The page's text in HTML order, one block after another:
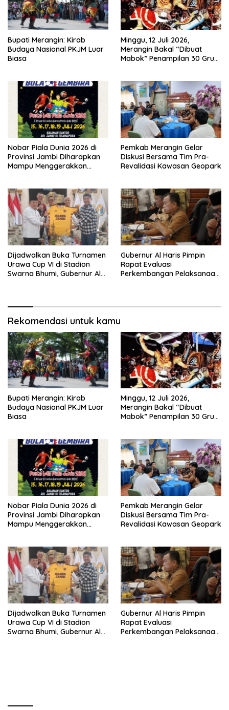
Bupati Merangin: Kirab
Budaya Nasional PKJM Luar
Biasa
Minggu, 12 Juli 2026,
Merangin Bakal “Dibuat
Mabok” Penampilan 30 Grup
Nobar Piala Dunia 2026 di
Provinsi Jambi Diharapkan
Mampu Menggerakkan
Pemkab Merangin Gelar
Diskusi Bersama Tim Pra-
Revalidasi Kawasan Geopark
Dijadwalkan Buka Turnamen
Urawa Cup VI di Stadion
Swarna Bhumi, Gubernur Al
Gubernur Al Haris Pimpin
Rapat Evaluasi
Perkembangan Pelaksanaan
Rekomendasi untuk kamu
Bupati Merangin: Kirab
Budaya Nasional PKJM Luar
Biasa
Minggu, 12 Juli 2026,
Merangin Bakal “Dibuat
Mabok” Penampilan 30 Grup
Nobar Piala Dunia 2026 di
Provinsi Jambi Diharapkan
Mampu Menggerakkan
Pemkab Merangin Gelar
Diskusi Bersama Tim Pra-
Revalidasi Kawasan Geopark
Dijadwalkan Buka Turnamen
Urawa Cup VI di Stadion
Swarna Bhumi, Gubernur Al
Gubernur Al Haris Pimpin
Rapat Evaluasi
Perkembangan Pelaksanaan